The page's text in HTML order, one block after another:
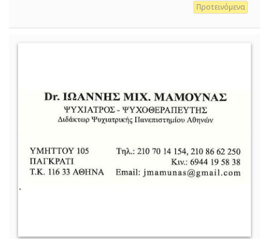
Προτεινόμενα